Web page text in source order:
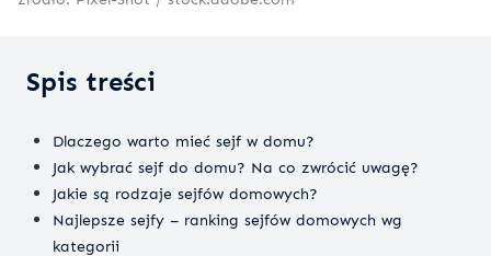
Spis treści
Dlaczego warto mieć sejf w domu?
Jak wybrać sejf do domu? Na co zwrócić uwagę?
Jakie są rodzaje sejfów domowych?
Najlepsze sejfy – ranking sejfów domowych wg
kategorii